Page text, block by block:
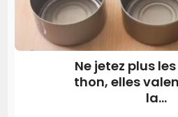
Ne jetez plus
thon, elles
la...